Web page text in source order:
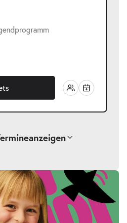
anzeigen
Tickets